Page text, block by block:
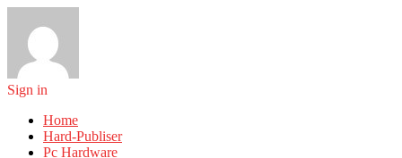
Sign in
Home
Hard-Publiser
Pc Hardware